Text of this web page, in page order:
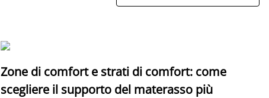
Zone di comfort e strati di comfort: come
scegliere il supporto del materasso più